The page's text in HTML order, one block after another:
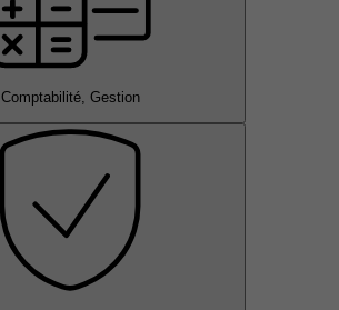
Comptabilité, Gestion